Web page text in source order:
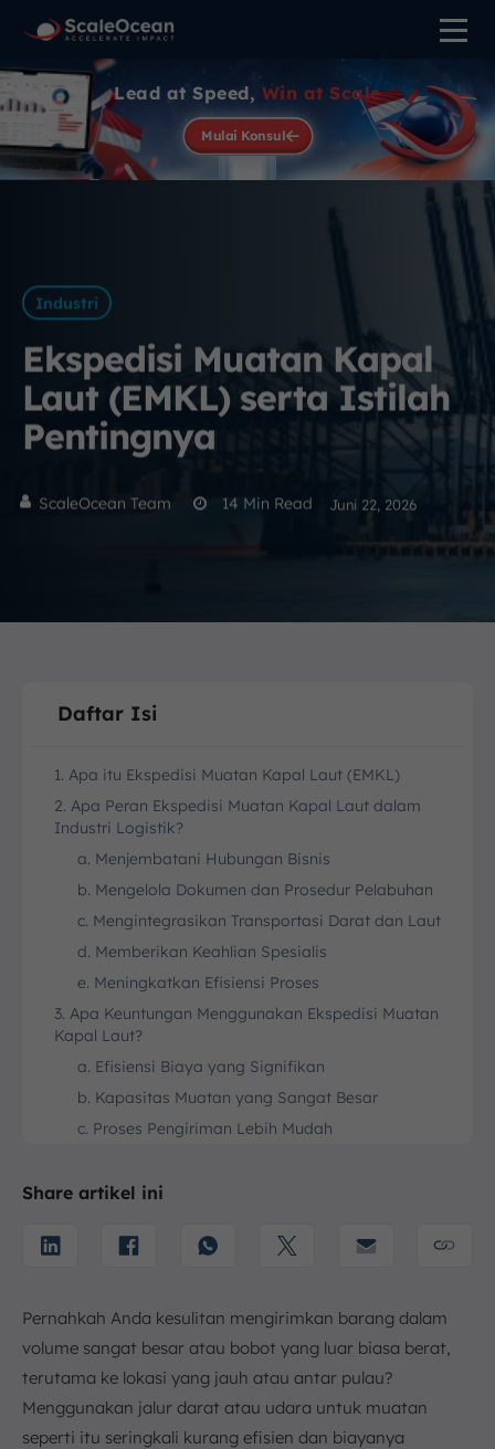
Lead at Speed, Win at Scale
Mulai Konsul
Industri
Ekspedisi Muatan Kapal
Laut (EMKL) serta Istilah
Pentingnya
ScaleOcean Team 14 Min Read Juni 22, 2026
Daftar Isi
1. Apa itu Ekspedisi Muatan Kapal Laut (EMKL)
2. Apa Peran Ekspedisi Muatan Kapal Laut dalam
Industri Logistik?
a. Menjembatani Hubungan Bisnis
b. Mengelola Dokumen dan Prosedur Pelabuhan
c. Mengintegrasikan Transportasi Darat dan Laut
d. Memberikan Keahlian Spesialis
e. Meningkatkan Efisiensi Proses
3. Apa Keuntungan Menggunakan Ekspedisi Muatan
Kapal Laut?
a. Efisiensi Biaya yang Signifikan
b. Kapasitas Muatan yang Sangat Besar
c. Proses Pengiriman Lebih Mudah
e. Akses ke Keahlian Spesialis
Menggunakan EMKL?
d. Proses Pelayaran
e. Pengurusan di Pelabuhan Tujuan
f. Pengantaran ke Lokasi Penerima (Delivery)
Share artikel ini
Pernahkah Anda kesulitan mengirimkan barang dalam
volume sangat besar atau bobot yang luar biasa berat,
terutama ke lokasi yang jauh atau antar pulau?
Menggunakan jalur darat atau udara untuk muatan
seperti itu seringkali kurang efisien dan biayanya